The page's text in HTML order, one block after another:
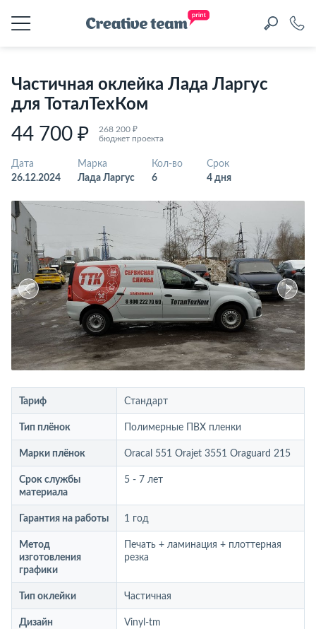
Частичная оклейка Лада Ларгус
для ТоталТехКом
44 700 ₽
268 200 ₽
бюджет проекта
Дата
26.12.2024
Марка
Лада Ларгус
Кол-во
6
Срок
4 дня
Тариф Стандарт
Тип плёнок Полимерные ПВХ пленки
Марки плёнок Oracal 551 Orajet 3551 Oraguard 215
Срок службы
материала
5 - 7 лет
Гарантия на работы 1 год
Метод
изготовления
графики
Печать + ламинация + плоттерная
резка
Тип оклейки Частичная
Дизайн Vinyl-tm